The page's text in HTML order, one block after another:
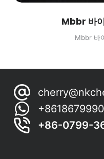
Mbbr 바
Mbbr 바
+86-0799-